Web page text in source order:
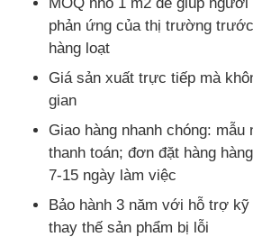
phản ứng của thị trường
hàng loạt
Giá sản xuất trực tiếp mà
gian
Giao hàng nhanh chóng: mẫu
thanh toán; đơn đặt hàng
7-15 ngày làm việc
Bảo hành 3 năm với hỗ trợ
thay thế sản phẩm bị lỗi